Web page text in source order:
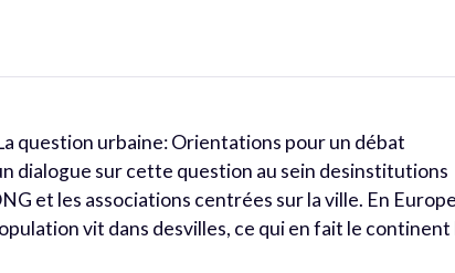
question urbaine: Orientations pour un débat
dialogue sur cette question au sein desinstitutions
et les associations centrées sur la ville. En
vit dans desvilles, ce qui en fait le continent